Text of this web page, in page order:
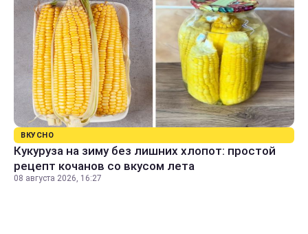
ВКУСНО
Кукуруза на зиму без лишних хлопот: простой
рецепт кочанов со вкусом лета
08 августа 2026, 16:27